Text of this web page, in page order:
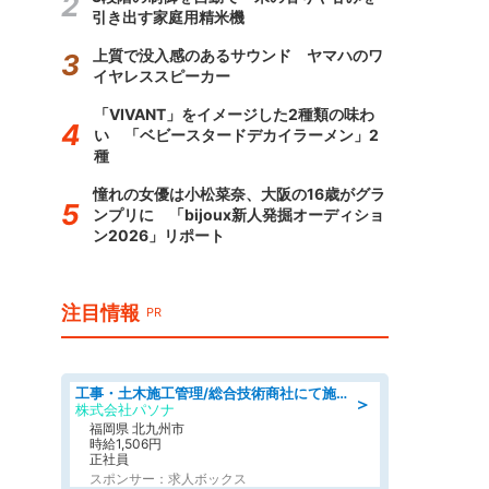
引き出す家庭用精米機
上質で没入感のあるサウンド ヤマハのワ
イヤレススピーカー
「VIVANT」をイメージした2種類の味わ
い 「ベビースタードデカイラーメン」2
種
憧れの女優は小松菜奈、大阪の16歳がグラ
ンプリに 「bijoux新人発掘オーディショ
ン2026」リポート
注目情報 PR
＞
工事・土木施工管理/総合技術商社にて施工管理のお仕事/即日勤務可/車通勤可/工事・土木施工管理/生産・品質管理
株式会社パソナ
福岡県 北九州市
時給1,506円
正社員
スポンサー：求人ボックス